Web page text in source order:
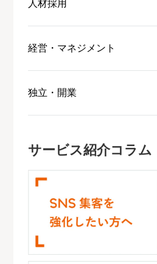
人材採用
経営・マネジメント
独立・開業
サービス紹介コラム